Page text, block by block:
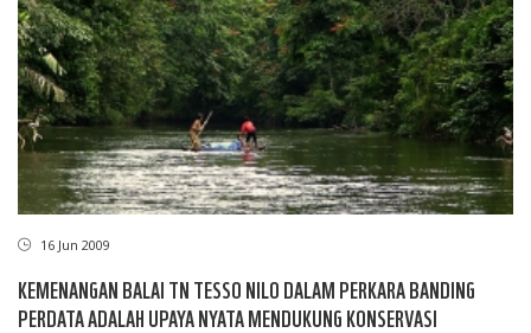
16 Jun 2009
KEMENANGAN BALAI TN TESSO NILO DALAM PERKARA BANDING
PERDATA ADALAH UPAYA NYATA MENDUKUNG KONSERVASI